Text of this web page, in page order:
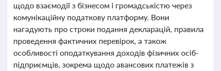
щодо взаємодії з бізнесом і громадськістю через
комунікаційну податкову платформу. Вони
нагадують про строки подання декларацій, правила
проведення фактичних перевірок, а також
особливості оподаткування доходів фізичних осіб-
підприємців, зокрема щодо авансових платежів з